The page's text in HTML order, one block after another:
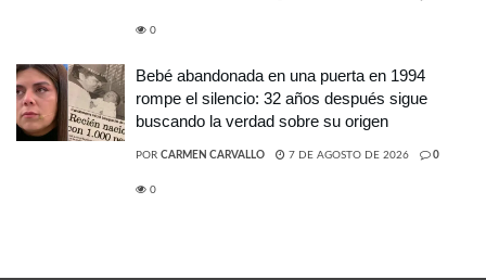
0
Bebé abandonada en una puerta en 1994
rompe el silencio: 32 años después sigue
buscando la verdad sobre su origen
POR CARMEN CARVALLO 7 DE AGOSTO DE 2026 0
0